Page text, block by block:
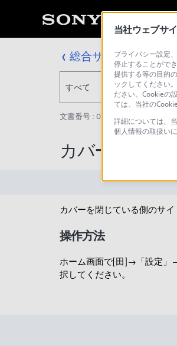
総合サポート・お問
すべて
文書番号 : 00262827 / 最終更新日
カバーでサイ
カバーを閉じている側のサ
操作方法
ホーム画面で[田]→「設定」
択してください。
当社ウェブサ
プライバシー設定
停止することがで
提供する等の目的
ックしてください
ださい。Cookieの
ては、当社の
詳細については、
個人情報の取扱い